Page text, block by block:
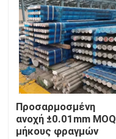
Σπίτι
Προσαρμοσμένη
ανοχή ±0.01mm MOQ
μήκους φραγμών